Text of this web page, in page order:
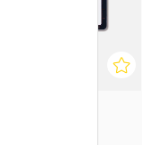
Lichttafel A4